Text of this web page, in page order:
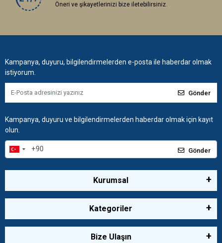
Öneri ve şikayetlerinizi bize iletebilirsiniz.
Kampanya, duyuru, bilgilendirmelerden e-posta ile haberdar olmak
istiyorum.
Gönder
Kampanya, duyuru ve bilgilendirmelerden haberdar olmak için kayıt
olun.
Gönder
Kurumsal
Kategoriler
Bize Ulaşın